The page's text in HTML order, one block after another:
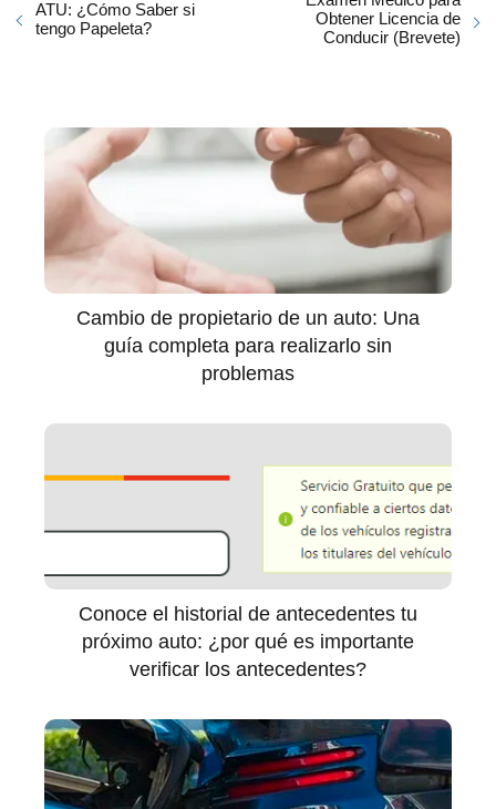
ATU: ¿Cómo Saber si
tengo Papeleta?
Obtener Licencia de
Conducir (Brevete)
Cambio de propietario de un auto: Una
guía completa para realizarlo sin
problemas
Conoce el historial de antecedentes tu
próximo auto: ¿por qué es importante
verificar los antecedentes?